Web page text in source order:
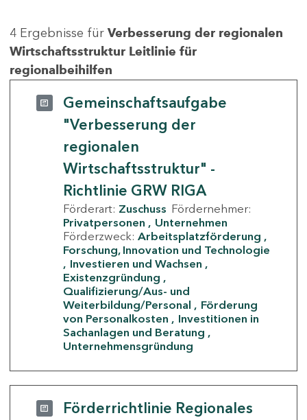
4 Ergebnisse für Verbesserung der regionalen
Wirtschaftsstruktur Leitlinie für
regionalbeihilfen
Gemeinschaftsaufgabe
"Verbesserung der
regionalen
Wirtschaftsstruktur" -
Richtlinie GRW RIGA
Förderart: Zuschuss Fördernehmer:
Privatpersonen
Unternehmen
Förderzweck: Arbeitsplatzförderung
Forschung, Innovation und Technologie
Investieren und Wachsen
Existenzgründung
Qualifizierung/Aus- und
Weiterbildung/Personal
Förderung
von Personalkosten
Investitionen in
Sachanlagen und Beratung
Unternehmensgründung
Förderrichtlinie Regionales